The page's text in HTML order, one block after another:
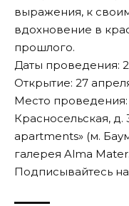
выражения, к
вдохновение в
прошлого.
Даты проведения:
Открытие: 27
Место
Красносельская, д.
apartments» (м.
галерея Alma Mater.
Подписывайтесь